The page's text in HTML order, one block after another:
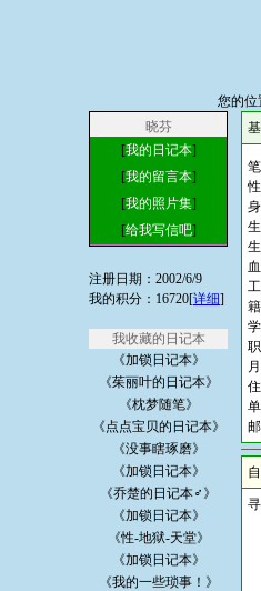
您的位
晓芬
[我的日记本]
[我的留言本]
[我的照片集]
[给我写信吧]
注册日期：2002/6/9
我的积分：16720[详细]
我收藏的日记本
《加锁日记本》
《茱丽叶的日记本》
《枕梦随笔》
《点点宝贝的日记本》
《没事瞎琢磨》
《加锁日记本》
《乔楚的日记本♂》
《加锁日记本》
《性-地狱-天堂》
《加锁日记本》
《我的一些琐事！》